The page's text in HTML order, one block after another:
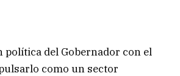
política del Gobernador con el
como un sector